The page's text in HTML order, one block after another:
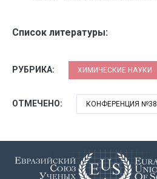
Список литературы:
РУБРИКА: ХИМИЧЕСКИЕ НАУКИ
ОТМЕЧЕНО: КОНФЕРЕНЦИЯ №38